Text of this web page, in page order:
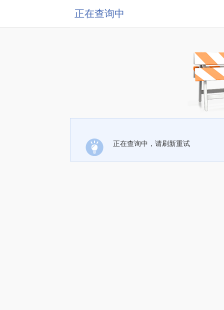
正在查询中
正在查询中，请刷新重试